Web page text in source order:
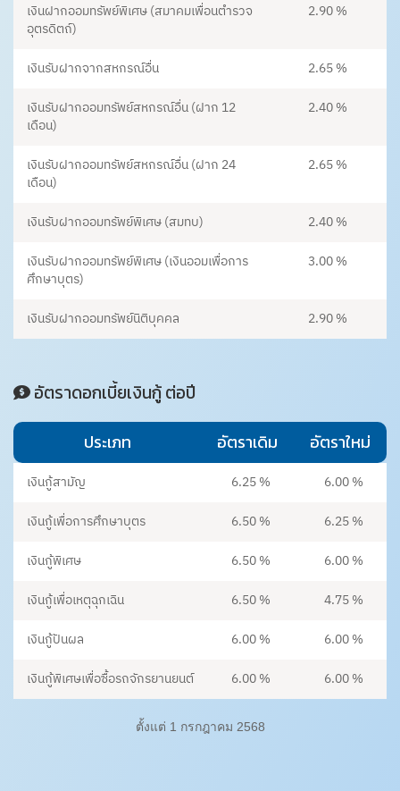
เงินฝากออมทรัพย์พิเศษ (สมาคมเพื่อนตำรวจ
อุตรดิตถ์)
2.90 %
เงินรับฝากจากสหกรณ์อื่น
2.65 %
เงินรับฝากออมทรัพย์สหกรณ์อื่น (ฝาก 12
เดือน)
2.40 %
เงินรับฝากออมทรัพย์สหกรณ์อื่น (ฝาก 24
เดือน)
2.65 %
เงินรับฝากออมทรัพย์พิเศษ (สมทบ)
2.40 %
เงินรับฝากออมทรัพย์พิเศษ (เงินออมเพื่่อการ
ศึกษาบุตร)
3.00 %
เงินรับฝากออมทรัพย์นิติบุคคล 2.90 %
อัตราดอกเบี้ยเงินกู้ ต่อปี
ประเภท อัตราเดิม อัตราใหม่
เงินกู้สามัญ 6.25 %
6.00 %
เงินกู้เพื่อการศึกษาบุตร
6.50 %
6.25 %
เงินกู้พิเศษ
6.50 %
6.00 %
เงินกู้เพื่อเหตุฉุกเฉิน
6.50 %
4.75 %
เงินกู้ปันผล
6.00 %
6.00 %
เงินกู้พิเศษเพื่อซื้อรถจักรยานยนต์
6.00 % 6.00 %
ตั้งแต่ 1 กรกฎาคม 2568